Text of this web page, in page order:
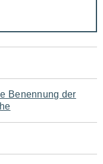
Benennung der